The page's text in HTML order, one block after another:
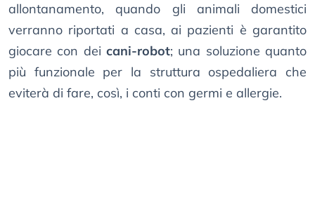
allontanamento, quando gli animali domestici
verranno riportati a casa, ai pazienti è garantito
giocare con dei cani-robot; una soluzione quanto
più funzionale per la struttura ospedaliera che
eviterà di fare, così, i conti con germi e allergie.